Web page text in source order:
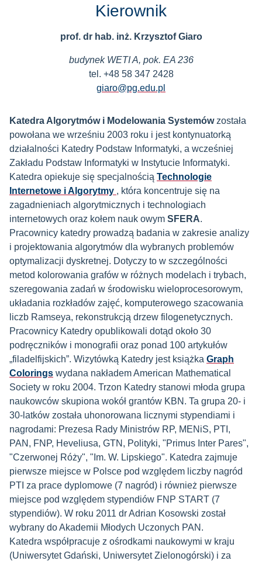
Kierownik
prof. dr hab. inż. Krzysztof Giaro
budynek WETI A, pok. EA 236
tel. +48 58 347 2428
giaro@pg.edu.pl
Katedra Algorytmów i Modelowania Systemówzostała
powołana we wrześniu 2003 roku i jest kontynuatorką
działalności Katedry Podstaw Informatyki, a wcześniej
Zakładu Podstaw Informatyki w Instytucie Informatyki.
Katedra opiekuje się specjalnością Technologie
Internetowe i Algorytmy , która koncentruje się na
zagadnieniach algorytmicznych i technologiach
internetowych oraz kołem nauk owym SFERA.
Pracownicy katedry prowadzą badania w zakresie analizy
i projektowania algorytmów dla wybranych problemów
optymalizacji dyskretnej. Dotyczy to w szczególności
metod kolorowania grafów w różnych modelach i trybach,
szeregowania zadań w środowisku wieloprocesorowym,
układania rozkładów zajęć, komputerowego szacowania
liczb Ramseya, rekonstrukcją drzew filogenetycznych.
Pracownicy Katedry opublikowali dotąd około 30
podręczników i monografii oraz ponad 100 artykułów
„filadelfijskich”. Wizytówką Katedry jest książka Graph
Colorings wydana nakładem American Mathematical
Society w roku 2004. Trzon Katedry stanowi młoda grupa
naukowców skupiona wokół grantów KBN. Ta grupa 20- i
30-latków została uhonorowana licznymi stypendiami i
nagrodami: Prezesa Rady Ministrów RP, MENiS, PTI,
PAN, FNP, Heveliusa, GTN, Polityki, "Primus Inter Pares",
"Czerwonej Róży", "Im. W. Lipskiego". Katedra zajmuje
pierwsze miejsce w Polsce pod względem liczby nagród
PTI za prace dyplomowe (7 nagród) i również pierwsze
miejsce pod względem stypendiów FNP START (7
stypendiów). W roku 2011 dr Adrian Kosowski został
wybrany do Akademii Młodych Uczonych PAN.
Katedra współpracuje z ośrodkami naukowymi w kraju
(Uniwersytet Gdański, Uniwersytet Zielonogórski) i za